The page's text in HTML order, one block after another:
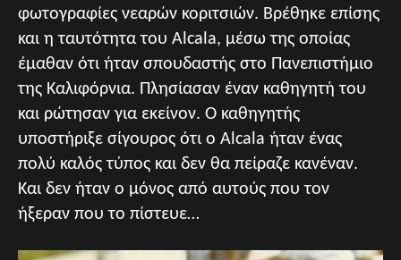
φωτογραφίες νεαρών κοριτσιών. Βρέθηκε επίσης
και η ταυτότητα του Alcala, μέσω της οποίας
έμαθαν ότι ήταν σπουδαστής στο Πανεπιστήμιο
της Καλιφόρνια. Πλησίασαν έναν καθηγητή του
και ρώτησαν για εκείνον. Ο καθηγητής
υποστήριξε σίγουρος ότι ο Alcala ήταν ένας
πολύ καλός τύπος και δεν θα πείραζε κανέναν.
Και δεν ήταν ο μόνος από αυτούς που τον
ήξεραν που το πίστευε…